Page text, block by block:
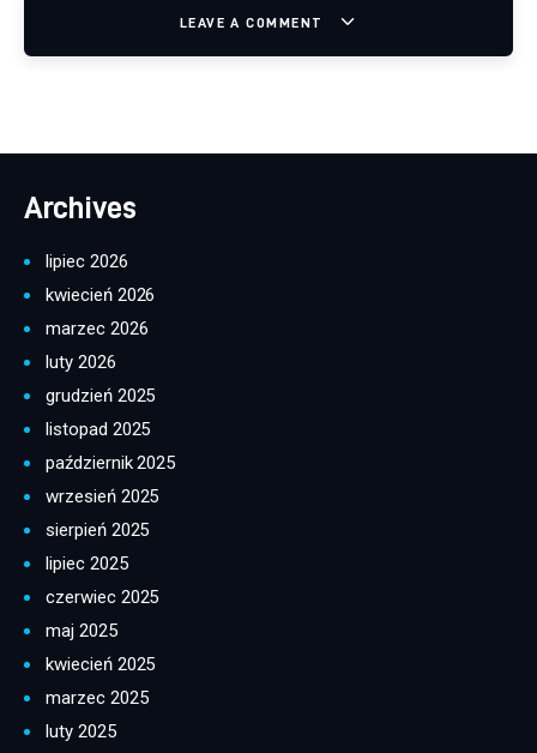
LEAVE A COMMENT
Archives
lipiec 2026
kwiecień 2026
marzec 2026
luty 2026
grudzień 2025
listopad 2025
październik 2025
wrzesień 2025
sierpień 2025
lipiec 2025
czerwiec 2025
maj 2025
kwiecień 2025
marzec 2025
luty 2025